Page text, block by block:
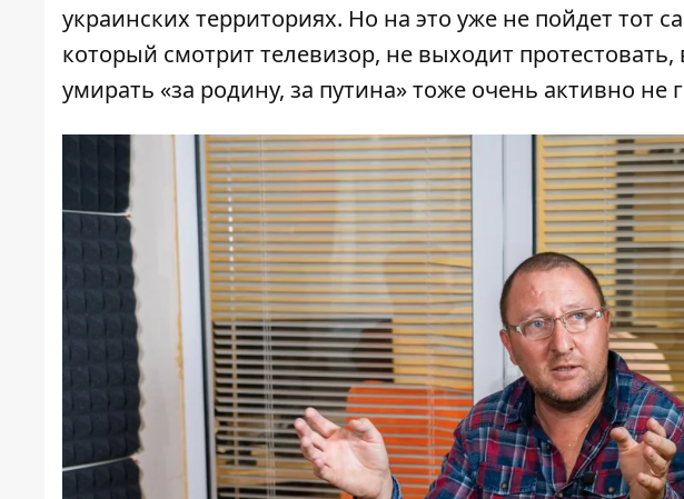
украинских территориях. Но на это уже не пойдет тот
который смотрит телевизор, не выходит
умирать «за родину, за путина» тоже очень активно не